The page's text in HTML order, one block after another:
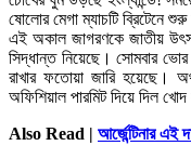
ষোলোর মেগা ম্যাচটি ব্রিটেনে
এই অকাল জাগরণকে জাতীয়
সিদ্ধান্ত নিয়েছে। সোমবার
রাখার ফতোয়া জারি হয়েছে।
অফিশিয়াল পারমিট দিয়ে দিল
Also Read | আর্জেন্টিনার এই